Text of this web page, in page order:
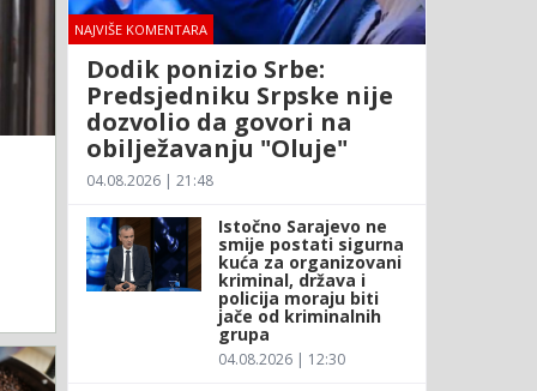
NAJVIŠE KOMENTARA
Dodik ponizio Srbe:
Predsjedniku Srpske nije
dozvolio da govori na
obilježavanju "Oluje"
04.08.2026 | 21:48
Istočno Sarajevo ne
smije postati sigurna
kuća za organizovani
kriminal, država i
policija moraju biti
jače od kriminalnih
grupa
04.08.2026 | 12:30